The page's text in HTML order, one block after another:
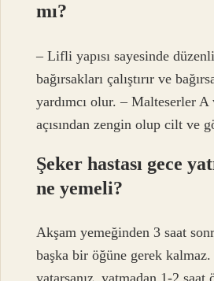
mı?
– Lifli yapısı sayesinde
bağırsakları çalıştırır ve
yardımcı olur. – Malteserler
açısından zengin olup cilt ve
Şeker hastası gece
ne yemeli?
Akşam yemeğinden 3 saat
başka bir öğüne gerek